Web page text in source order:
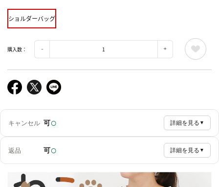
ショルダーバッグ
購入数：
キャンセル 可○ 詳細を見る ▼
返品 可○ 詳細を見る ▼